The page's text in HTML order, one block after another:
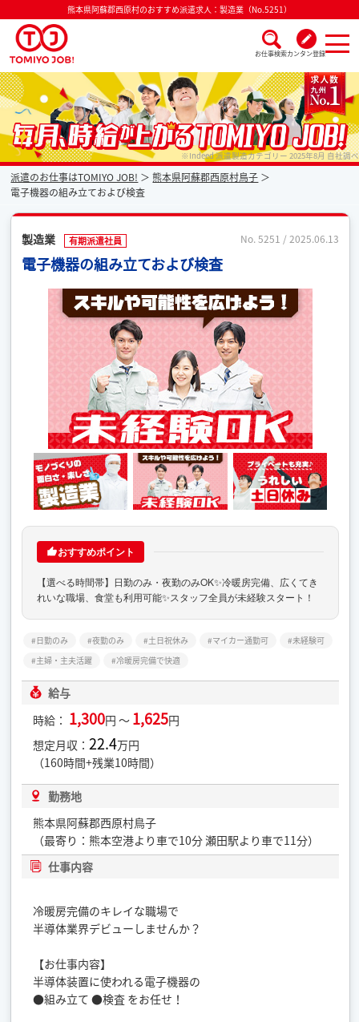
熊本県阿蘇郡西原村のおすすめ派遣求人：製造業（No.5251）
お仕事検索カンタン登録
派遣なら毎月時給が上がるトミヨジョブ ※Indeed 派遣製造カテゴリー 2025年8月 自社調べ
派遣のお仕事はTOMIYO JOB!
熊本県阿蘇郡西原村鳥子
電子機器の組み立ておよび検査
製造業 有期派遣社員 No. 5251 / 2025.06.13
電子機器の組み立ておよび検査
おすすめポイント
【選べる時間帯】日勤のみ・夜勤のみOK✨冷暖房完備、広くてき
れいな職場、食堂も利用可能✨スタッフ全員が未経験スタート！
日勤のみ 夜勤のみ 土日祝休み マイカー通勤可
未経験可
主婦・主夫活躍
冷暖房完備で快適
給与
時給： 1,300円 ～ 1,625円
想定月収：22.4万円
（160時間+残業10時間）
勤務地
熊本県阿蘇郡西原村鳥子
（最寄り：熊本空港より車で10分 瀬田駅より車で11分）
仕事内容
冷暖房完備のキレイな職場で
半導体業界デビューしませんか？
【お仕事内容】
半導体装置に使われる電子機器の
●組み立て ●検査 をお任せ！